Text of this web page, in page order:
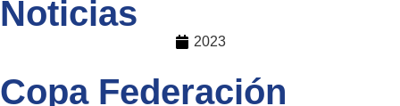
Noticias
2023
Copa Federación